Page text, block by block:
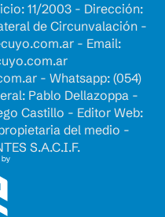
11/2003 - Dirección:
de Circunvalación -
- Email:
- Whatsapp: (054)
Pablo Dellazoppa -
Castillo - Editor Web:
del medio -
S.A.C.I.F.